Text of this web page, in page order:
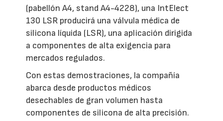
(pabellón A4, stand A4-4228), una IntElect
130 LSR producirá una válvula médica de
silicona líquida (LSR), una aplicación dirigida
a componentes de alta exigencia para
mercados regulados.
Con estas demostraciones, la compañía
abarca desde productos médicos
desechables de gran volumen hasta
componentes de silicona de alta precisión.